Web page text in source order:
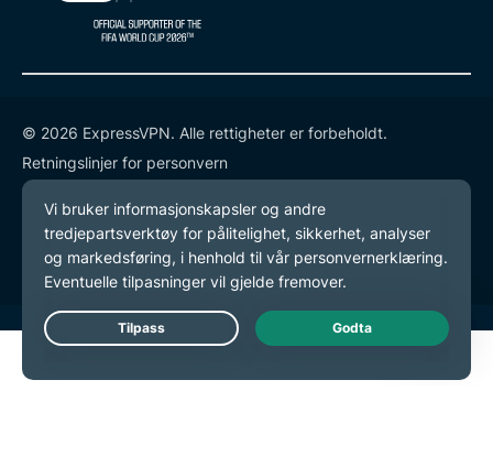
© 2026 ExpressVPN. Alle rettigheter er forbeholdt.
Retningslinjer for personvern
Tjenestevilkår
endre preferansene dine
Live Chat